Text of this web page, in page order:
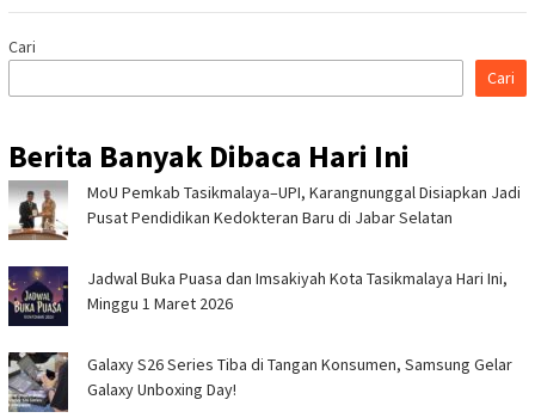
Cari
Cari
Berita Banyak Dibaca Hari Ini
MoU Pemkab Tasikmalaya–UPI, Karangnunggal Disiapkan Jadi
Pusat Pendidikan Kedokteran Baru di Jabar Selatan
Jadwal Buka Puasa dan Imsakiyah Kota Tasikmalaya Hari Ini,
Minggu 1 Maret 2026
Galaxy S26 Series Tiba di Tangan Konsumen, Samsung Gelar
Galaxy Unboxing Day!